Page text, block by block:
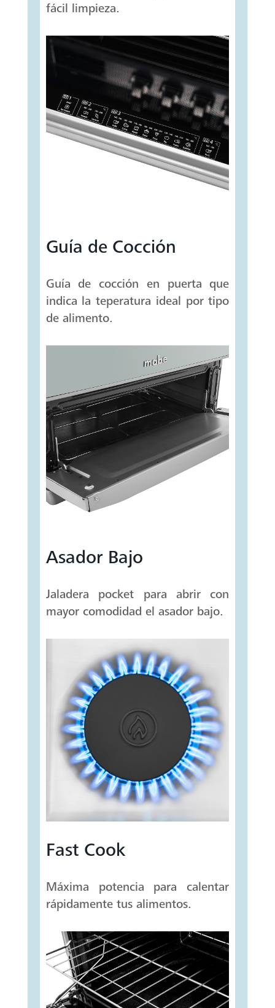
fácil limpieza.
Guía de Cocción
Guía de cocción en puerta que
indica la teperatura ideal por tipo
de alimento.
Asador Bajo
Jaladera pocket para abrir con
mayor comodidad el asador bajo.
Fast Cook
Máxima potencia para calentar
rápidamente tus alimentos.